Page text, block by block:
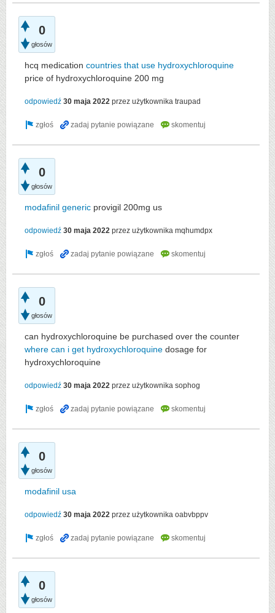
0
głosów
hcq medication countries that use hydroxychloroquine
price of hydroxychloroquine 200 mg
odpowiedź 30 maja 2022 przez użytkownika traupad
0
głosów
modafinil generic provigil 200mg us
odpowiedź 30 maja 2022 przez użytkownika mqhumdpx
0
głosów
can hydroxychloroquine be purchased over the counter
where can i get hydroxychloroquine dosage for
hydroxychloroquine
odpowiedź 30 maja 2022 przez użytkownika sophog
0
głosów
modafinil usa
odpowiedź 30 maja 2022 przez użytkownika oabvbppv
0
głosów